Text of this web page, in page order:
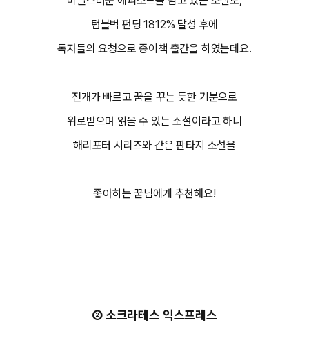
텀블벅 펀딩 1812% 달성 후에
독자들의 요청으로 종이책 출간을 하였는데요.
전개가 빠르고 꿈을 꾸는 듯한 기분으로
위로받으며 읽을 수 있는 소설이라고 하니
해리포터 시리즈와 같은 판타지 소설을
좋아하는 꾿님에게 추천해요!
② 소크라테스 익스프레스